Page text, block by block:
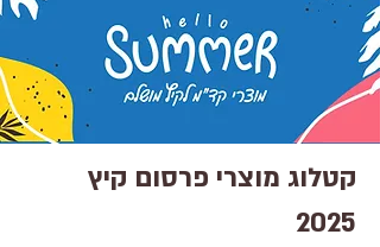
קטלוג מוצרי פרסום קיץ
2025